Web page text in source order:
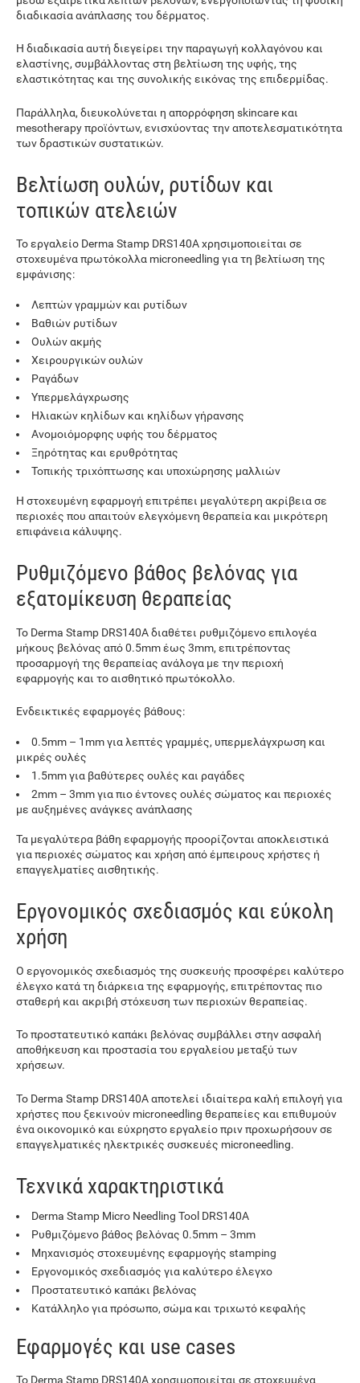
διαδικασία ανάπλασης του δέρματος.
Η διαδικασία αυτή διεγείρει την παραγωγή κολλαγόνου και
ελαστίνης, συμβάλλοντας στη βελτίωση της υφής, της
ελαστικότητας και της συνολικής εικόνας της επιδερμίδας.
Παράλληλα, διευκολύνεται η απορρόφηση skincare και
mesotherapy προϊόντων, ενισχύοντας την αποτελεσματικότητα
των δραστικών συστατικών.
Βελτίωση ουλών, ρυτίδων και
τοπικών ατελειών
Το εργαλείο Derma Stamp DRS140A χρησιμοποιείται σε
στοχευμένα πρωτόκολλα microneedling για τη βελτίωση της
εμφάνισης:
Λεπτών γραμμών και ρυτίδων
Βαθιών ρυτίδων
Ουλών ακμής
Χειρουργικών ουλών
Ραγάδων
Υπερμελάγχρωσης
Ηλιακών κηλίδων και κηλίδων γήρανσης
Ανομοιόμορφης υφής του δέρματος
Ξηρότητας και ερυθρότητας
Τοπικής τριχόπτωσης και υποχώρησης μαλλιών
Η στοχευμένη εφαρμογή επιτρέπει μεγαλύτερη ακρίβεια σε
περιοχές που απαιτούν ελεγχόμενη θεραπεία και μικρότερη
επιφάνεια κάλυψης.
Ρυθμιζόμενο βάθος βελόνας για
εξατομίκευση θεραπείας
Το Derma Stamp DRS140A διαθέτει ρυθμιζόμενο επιλογέα
μήκους βελόνας από 0.5mm έως 3mm, επιτρέποντας
προσαρμογή της θεραπείας ανάλογα με την περιοχή
εφαρμογής και το αισθητικό πρωτόκολλο.
Ενδεικτικές εφαρμογές βάθους:
0.5mm – 1mm για λεπτές γραμμές, υπερμελάγχρωση και
μικρές ουλές
1.5mm για βαθύτερες ουλές και ραγάδες
2mm – 3mm για πιο έντονες ουλές σώματος και περιοχές
με αυξημένες ανάγκες ανάπλασης
Τα μεγαλύτερα βάθη εφαρμογής προορίζονται αποκλειστικά
για περιοχές σώματος και χρήση από έμπειρους χρήστες ή
επαγγελματίες αισθητικής.
Εργονομικός σχεδιασμός και εύκολη
χρήση
Ο εργονομικός σχεδιασμός της συσκευής προσφέρει καλύτερο
έλεγχο κατά τη διάρκεια της εφαρμογής, επιτρέποντας πιο
σταθερή και ακριβή στόχευση των περιοχών θεραπείας.
Το προστατευτικό καπάκι βελόνας συμβάλλει στην ασφαλή
αποθήκευση και προστασία του εργαλείου μεταξύ των
χρήσεων.
Το Derma Stamp DRS140A αποτελεί ιδιαίτερα καλή επιλογή για
χρήστες που ξεκινούν microneedling θεραπείες και επιθυμούν
ένα οικονομικό και εύχρηστο εργαλείο πριν προχωρήσουν σε
επαγγελματικές ηλεκτρικές συσκευές microneedling.
Τεχνικά χαρακτηριστικά
Derma Stamp Micro Needling Tool DRS140A
Ρυθμιζόμενο βάθος βελόνας 0.5mm – 3mm
Μηχανισμός στοχευμένης εφαρμογής stamping
Εργονομικός σχεδιασμός για καλύτερο έλεγχο
Προστατευτικό καπάκι βελόνας
Κατάλληλο για πρόσωπο, σώμα και τριχωτό κεφαλής
Εφαρμογές και use cases
Το Derma Stamp DRS140A χρησιμοποιείται σε στοχευμένα